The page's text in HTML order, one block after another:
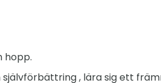
hopp.
, lära sig ett